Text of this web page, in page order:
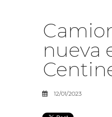
nueva
12/01/2023